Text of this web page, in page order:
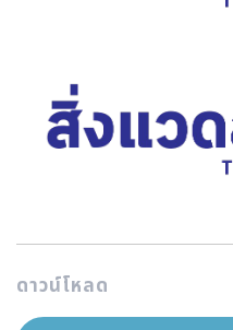
ดาวน์โหลด